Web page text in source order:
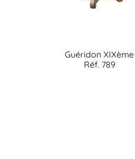
Guéridon XIXème
Réf. 789